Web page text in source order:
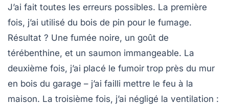
J’ai fait toutes les erreurs possibles. La première
fois, j’ai utilisé du bois de pin pour le fumage.
Résultat ? Une fumée noire, un goût de
térébenthine, et un saumon immangeable. La
deuxième fois, j’ai placé le fumoir trop près du mur
en bois du garage – j’ai failli mettre le feu à la
maison. La troisième fois, j’ai négligé la ventilation :